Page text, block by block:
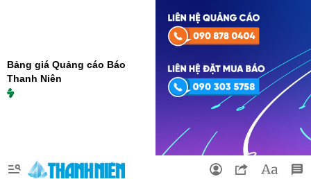
Bảng giá Quảng cáo Báo
Thanh Niên